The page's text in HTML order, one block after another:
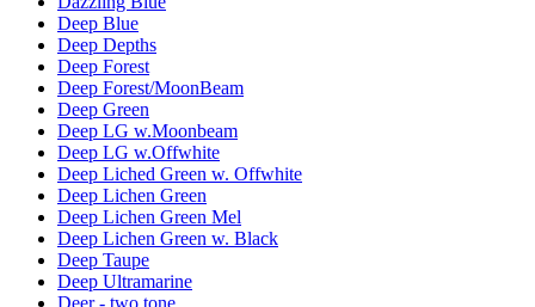
Deep Blue
Deep Depths
Deep Forest
Deep Forest/MoonBeam
Deep Green
Deep LG w.Moonbeam
Deep LG w.Offwhite
Deep Liched Green w. Offwhite
Deep Lichen Green
Deep Lichen Green Mel
Deep Lichen Green w. Black
Deep Taupe
Deep Ultramarine